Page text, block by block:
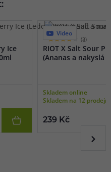
Ice
Video
(3)
RIOT X Salt Sour
(Ananas a nakyslá
Skladem online
Skladem na 12
239 Kč